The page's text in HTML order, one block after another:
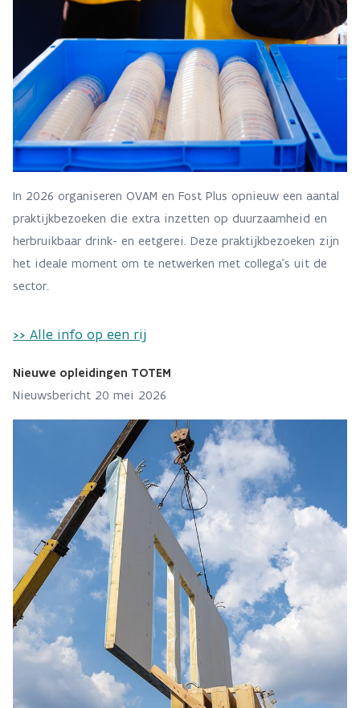
In 2026 organiseren OVAM en Fost Plus opnieuw een aantal
praktijkbezoeken die extra inzetten op duurzaamheid en
herbruikbaar drink- en eetgerei. Deze praktijkbezoeken zijn
het ideale moment om te netwerken met collega's uit de
sector.
>> Alle info op een rij
Nieuwe opleidingen TOTEM
Nieuwsbericht 20 mei 2026